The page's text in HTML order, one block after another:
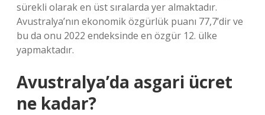
sürekli olarak en üst sıralarda yer almaktadır.
Avustralya’nın ekonomik özgürlük puanı 77,7’dir ve
bu da onu 2022 endeksinde en özgür 12. ülke
yapmaktadır.
Avustralya’da asgari ücret
ne kadar?